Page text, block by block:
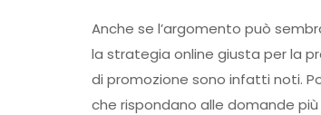
Anche se l’argomento può
la strategia online giusta per la
di promozione sono infatti noti.
che rispondano alle domande